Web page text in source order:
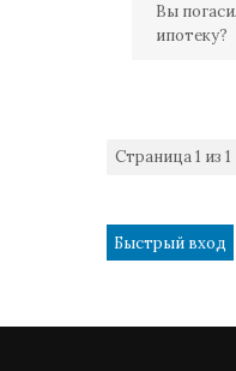
Вы
ипотеку?
Страница1 из 1